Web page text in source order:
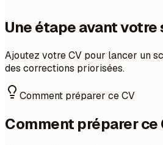
Une étape avant votre
Ajoutez votre CV pour lancer un
des corrections priorisées.
Comment préparer ce CV
Comment préparer ce